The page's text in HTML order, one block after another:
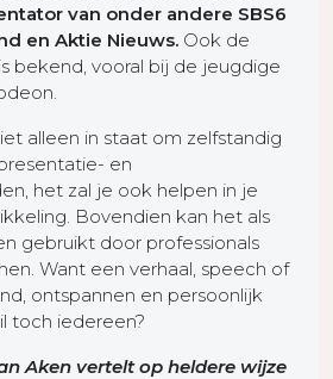
van onder andere SBS6
en Aktie Nieuws. Ook de
bekend, vooral bij de jeugdige
alleen in staat om zelfstandig
en
het zal je ook helpen in je
Bovendien kan het als
gebruikt door professionals
Want een verhaal, speech of
ontspannen en persoonlijk
toch iedereen?
Aken vertelt op heldere wijze